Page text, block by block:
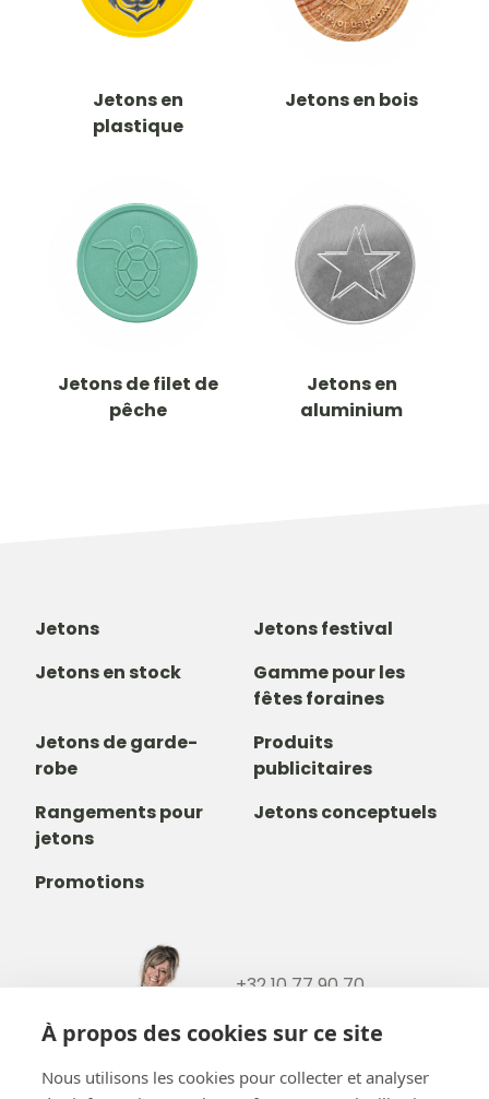
À propos des cookies sur ce site
Nous utilisons les cookies pour collecter et analyser
Jetons en
plastique
Jetons en bois
Jetons de filet de
pêche
Jetons en
aluminium
Jetons
Jetons festival
Jetons en stock
Gamme pour les
fêtes foraines
Jetons de garde-
robe
Produits
publicitaires
Rangements pour
jetons
Jetons conceptuels
Promotions
+32 10 77 90 70
info@b-token.eu